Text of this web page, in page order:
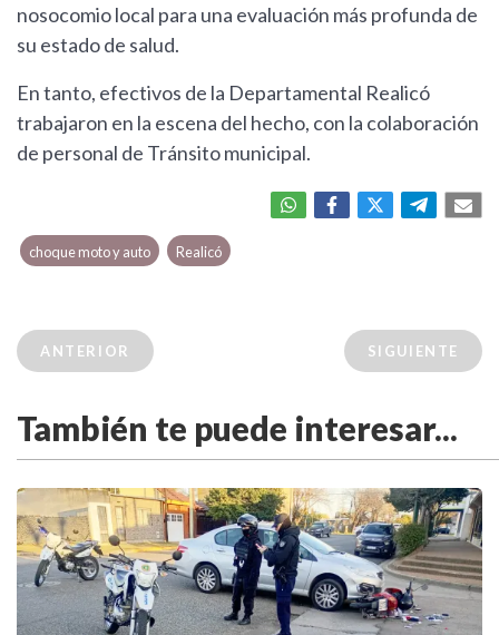
nosocomio local para una evaluación más profunda de
su estado de salud.
En tanto, efectivos de la Departamental Realicó
trabajaron en la escena del hecho, con la colaboración
de personal de Tránsito municipal.
choque moto y auto Realicó
ANTERIOR SIGUIENTE
También te puede interesar...